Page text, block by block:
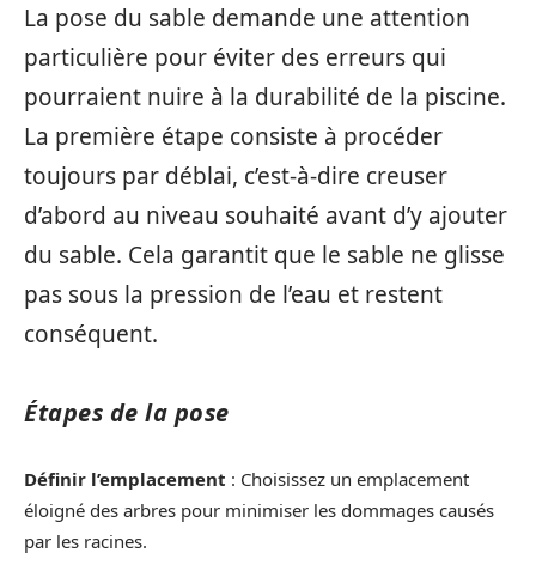
La pose du sable demande une attention
particulière pour éviter des erreurs qui
pourraient nuire à la durabilité de la piscine.
La première étape consiste à procéder
toujours par déblai, c’est-à-dire creuser
d’abord au niveau souhaité avant d’y ajouter
du sable. Cela garantit que le sable ne glisse
pas sous la pression de l’eau et restent
conséquent.
Étapes de la pose
Définir l’emplacement : Choisissez un emplacement
éloigné des arbres pour minimiser les dommages causés
par les racines.